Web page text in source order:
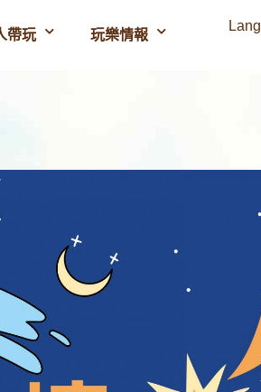
帶玩 玩樂情報
Lang